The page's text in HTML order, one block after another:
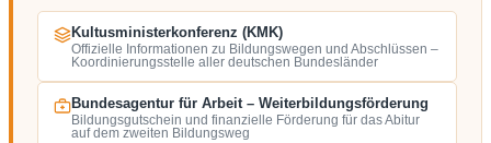
Kultusministerkonferenz (KMK)
Offizielle Informationen zu Bildungswegen und Abschlüssen –
Koordinierungsstelle aller deutschen Bundesländer
Bundesagentur für Arbeit – Weiterbildungsförderung
Bildungsgutschein und finanzielle Förderung für das Abitur
auf dem zweiten Bildungsweg